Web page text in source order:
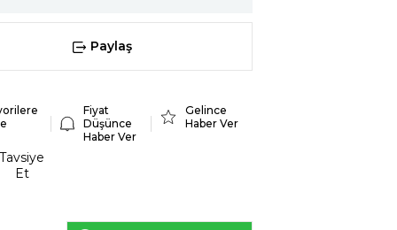
Paylaş
Fiyat
Düşünce
Haber Ver
Gelince
Haber Ver
Tavsiye
Et